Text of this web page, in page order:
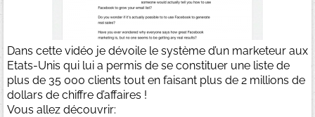
Dans cette vidéo je dévoile le système d’un marketeur aux
Etats-Unis qui lui a permis de se constituer une liste de
plus de 35 000 clients tout en faisant plus de 2 millions de
dollars de chiffre d’affaires !
Vous allez découvrir: